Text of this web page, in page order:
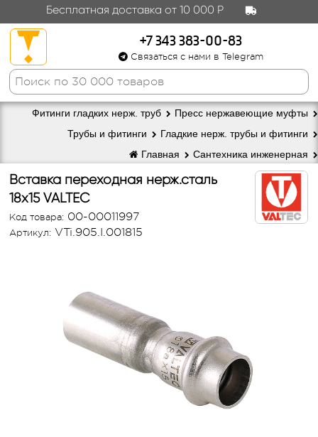
Бесплатная доставка от 10 000 Р
+7 343 383-00-83
Связаться с нами в Telegram
Пресс нержавеющие муфты
Фитинги гладких нерж. труб
Гладкие нерж. трубы и фитинги
Трубы и фитинги
Сантехника инженерная
Главная
Вставка переходная нерж.сталь
18х15 VALTEC
Код товара: 00-00011997
Артикул: VTi.905.I.001815